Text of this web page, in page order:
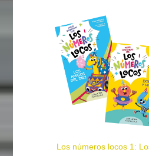
Los números locos 1: